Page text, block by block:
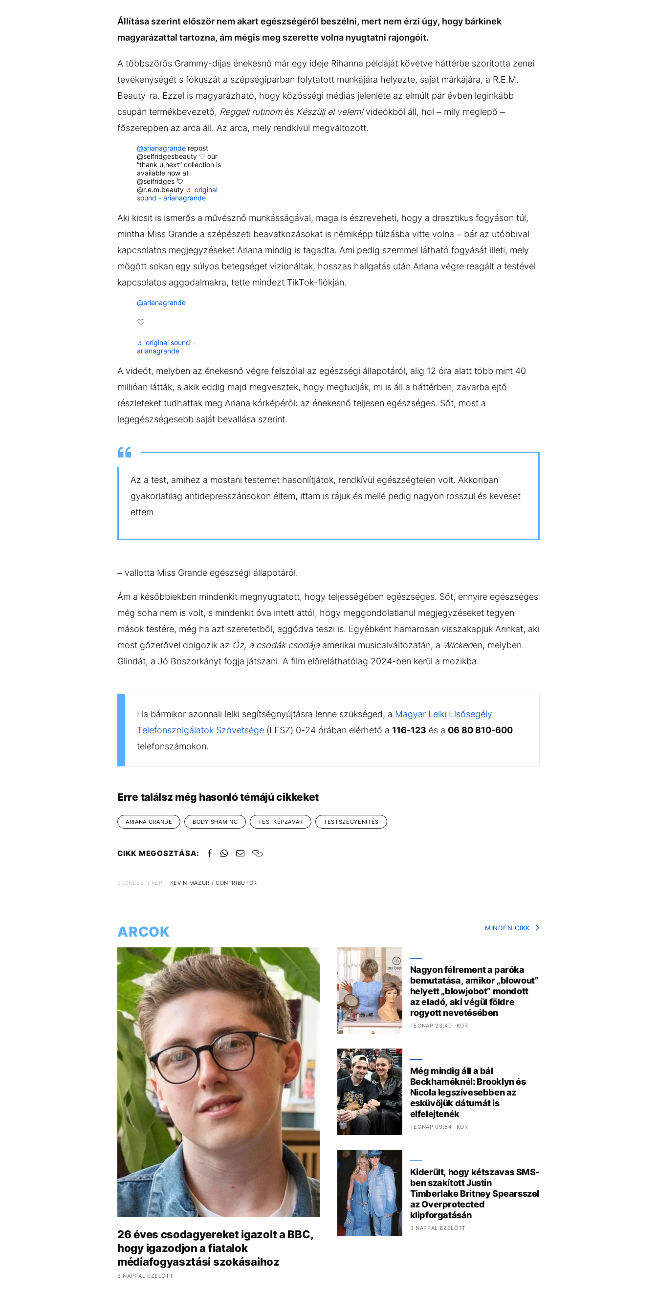
KvízMédiaajánlatImpresszum
Állítása szerint először nem akart egészségéről beszélni, mert nem érzi úgy, hogy bárkinek
magyarázattal tartozna, ám mégis meg szerette volna nyugtatni rajongóit.
A többszörös Grammy-díjas énekesnő már egy ideje Rihanna példáját követve háttérbe szorította zenei
tevékenységét s fókuszát a szépségiparban folytatott munkájára helyezte, saját márkájára, a R.E.M.
Beauty-ra. Ezzel is magyarázható, hogy közösségi médiás jelenléte az elmúlt pár évben leginkább
csupán termékbevezető, Reggeli rutinomés Készülj el velem!videókból áll, hol – mily meglepő –
főszerepben az arca áll. Az arca, mely rendkívül megváltozott.
@arianagrande repost
@selfridgesbeauty ♡ our
“thank u,next” collection is
available now at
@selfridges 💘
@r.e.m.beauty ♬ original
sound - arianagrande
Aki kicsit is ismerős a művésznő munkásságával, maga is észreveheti, hogy a drasztikus fogyáson túl,
mintha Miss Grande a szépészeti beavatkozásokat is némiképp túlzásba vitte volna – bár az utóbbival
kapcsolatos megjegyzéseket Ariana mindig is tagadta. Ami pedig szemmel látható fogyását illeti, mely
mögött sokan egy súlyos betegséget vizionáltak, hosszas hallgatás után Ariana végre reagált a testével
kapcsolatos aggodalmakra, tette mindezt TikTok-fiókján.
@arianagrande
♡
♬ original sound -
arianagrande
A videót, melyben az énekesnő végre felszólal az egészségi állapotáról, alig 12 óra alatt több mint 40
millióan látták, s akik eddig majd megvesztek, hogy megtudják, mi is áll a háttérben, zavarba ejtő
részleteket tudhattak meg Ariana kórképéről: az énekesnő teljesen egészséges. Sőt, most a
legegészségesebb saját bevallása szerint.
Az a test, amihez a mostani testemet hasonlítjátok, rendkívül egészségtelen volt. Akkoriban
gyakorlatilag antidepresszánsokon éltem, ittam is rájuk és mellé pedig nagyon rosszul és keveset
ettem
– vallotta Miss Grande egészségi állapotáról.
Ám a későbbiekben mindenkit megnyugtatott, hogy teljességében egészséges. Sőt, ennyire egészséges
még soha nem is volt, s mindenkit óva intett attól, hogy meggondolatlanul megjegyzéseket tegyen
mások testére, még ha azt szeretetből, aggódva teszi is. Egyébként hamarosan visszakapjuk Arinkat, aki
most gőzerővel dolgozik az Óz, a csodák csodájaamerikai musicalváltozatán, a Wickeden, melyben
Glindát, a Jó Boszorkányt fogja játszani. A film előreláthatólag 2024-ben kerül a mozikba.
Ha bármikor azonnali lelki segítségnyújtásra lenne szükséged, a Magyar Lelki Elsősegély
Telefonszolgálatok Szövetsége (LESZ) 0-24 órában elérhető a 116-123 és a 06 80 810-600
telefonszámokon.
Erre találsz még hasonló témájú cikkeket
ARIANA GRANDE BODY SHAMING TESTKÉPZAVAR TESTSZÉGYENÍTÉS
CIKK MEGOSZTÁSA:
ELŐNÉZETI KÉP: KEVIN MAZUR / CONTRIBUTOR
ARCOK MINDEN CIKK
26 éves csodagyereket igazolt a BBC,
hogy igazodjon a fiatalok
médiafogyasztási szokásaihoz
3 NAPPAL EZELŐTT
Nagyon félrement a paróka
bemutatása, amikor „blowout”
helyett „blowjobot” mondott
az eladó, aki végül földre
rogyott nevetésében
TEGNAP 23:40 -KOR
Még mindig áll a bál
Beckhaméknél: Brooklyn és
Nicola legszívesebben az
esküvőjük dátumát is
elfelejtenék
TEGNAP 09:54 -KOR
Kiderült, hogy kétszavas SMS-
ben szakított Justin
Timberlake Britney Spearsszel
az Overprotected
klipforgatásán
3 NAPPAL EZELŐTT